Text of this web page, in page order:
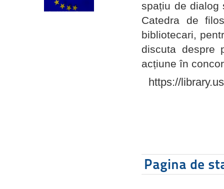
spațiu de dialog
Catedra de
bibliotecari,
discuta despre
acțiune în
https://
Pagina de